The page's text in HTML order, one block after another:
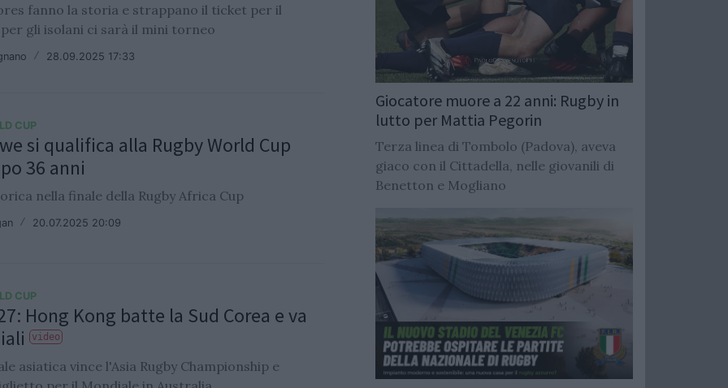
fanno la storia e strappano il ticket per il
gli isolani ci sarà il mini torneo
/ 28.09.2025 17:33
CUP
si qualifica alla Rugby World Cup
36 anni
nella finale della Rugby Africa Cup
/ 20.07.2025 20:09
CUP
Hong Kong batte la Sud Corea e va
video
asiatica vince l'Asia Rugby Championship e
Giocatore muore a 22 anni: Rugby in
lutto per Mattia Pegorin
Terza linea di Tombolo (Padova), aveva
giaco con il Cittadella, nelle giovanili di
Benetton e Mogliano